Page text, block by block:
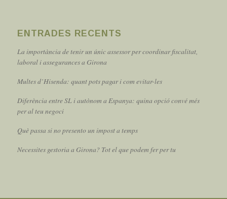
ENTRADES RECENTS
La importància de tenir un únic assessor per coordinar fiscalitat,
laboral i assegurances a Girona
Multes d’Hisenda: quant pots pagar i com evitar-les
Diferència entre SL i autònom a Espanya: quina opció convé més
per al teu negoci
Què passa si no presento un impost a temps
Necessites gestoria a Girona? Tot el que podem fer per tu